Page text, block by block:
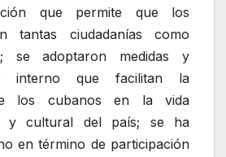
que permite que los
tantas ciudadanías como
se adoptaron medidas y
interno que facilitan la
los cubanos en la vida
y cultural del país; se ha
en término de participación